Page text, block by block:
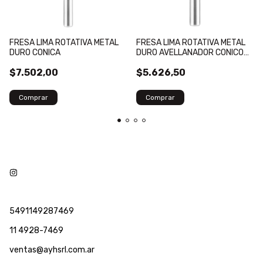
FRESA LIMA ROTATIVA METAL
DURO CONICA
$7.502,00
Comprar
FRESA LIMA ROTATIVA METAL
DURO AVELLANADOR CONICO
$5.626,50
Comprar
5491149287469
11 4928-7469
ventas@ayhsrl.com.ar